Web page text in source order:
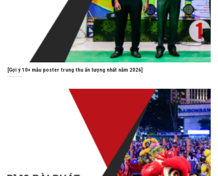
[Gợi ý 10+ mẫu poster trung thu ấn tượng nhất năm 2026]